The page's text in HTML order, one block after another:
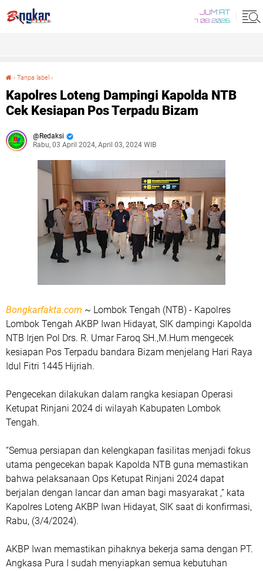
JUM'AT
7 08 2026
› Tanpa label ›
Kapolres Loteng Dampingi Kapolda NTB
Cek Kesiapan Pos Terpadu Bizam
Redaksi
Rabu, 03 April 2024, April 03, 2024 WIB
Bongkarfakta.com ~ Lombok Tengah (NTB) - Kapolres
Lombok Tengah AKBP Iwan Hidayat, SIK dampingi Kapolda
NTB Irjen Pol Drs. R. Umar Faroq SH.,M.Hum mengecek
kesiapan Pos Terpadu bandara Bizam menjelang Hari Raya
Idul Fitri 1445 Hijriah.
Pengecekan dilakukan dalam rangka kesiapan Operasi
Ketupat Rinjani 2024 di wilayah Kabupaten Lombok
Tengah.
“Semua persiapan dan kelengkapan fasilitas menjadi fokus
utama pengecekan bapak Kapolda NTB guna memastikan
bahwa pelaksanaan Ops Ketupat Rinjani 2024 dapat
berjalan dengan lancar dan aman bagi masyarakat ,” kata
Kapolres Loteng AKBP Iwan Hidayat, SIK saat di konfirmasi,
Rabu, (3/4/2024).
AKBP Iwan memastikan pihaknya bekerja sama dengan PT.
Angkasa Pura I sudah menyiapkan semua kebutuhan